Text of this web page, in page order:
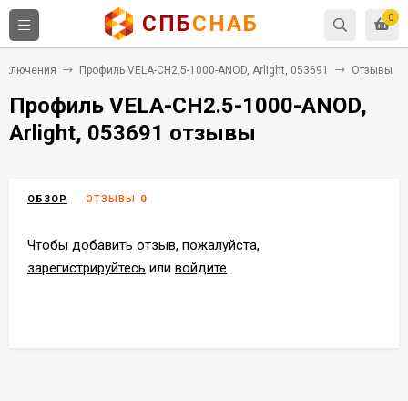
0
СПБСНАБ
Профиль VELA-CH2.5-1000-ANOD, Arlight, 053691 Отзывы
Профиль VELA-CH2.5-1000-ANOD,
Arlight, 053691 отзывы
ОБЗОР ОТЗЫВЫ 0
Чтобы добавить отзыв, пожалуйста,
зарегистрируйтесь или войдите